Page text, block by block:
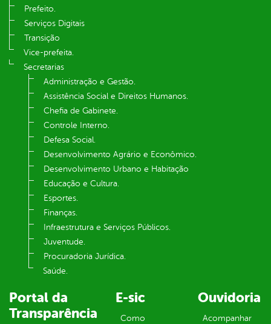
Prefeito.
Serviços Digitais
Transição
Vice-prefeita.
Secretarias
Administração e Gestão.
Assistência Social e Direitos Humanos.
Chefia de Gabinete.
Controle Interno.
Defesa Social.
Desenvolvimento Agrário e Econômico.
Desenvolvimento Urbano e Habitação
Educação e Cultura.
Esportes.
Finanças.
Infraestrutura e Serviços Públicos.
Juventude.
Procuradoria Jurídica.
Saúde.
Portal da
Transparência
E-sic
Como
Ouvidoria
Acompanhar